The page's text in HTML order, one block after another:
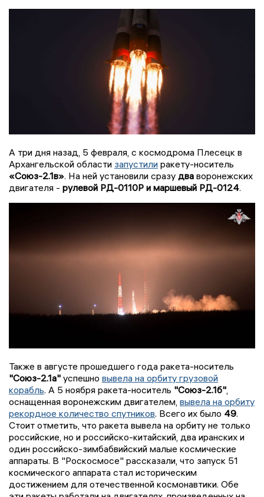
А три дня назад, 5 февраля, с космодрома Плесецк в
Архангельской области запустили ракету-носитель
«Союз-2.1в». На ней установили сразу два воронежских
двигателя - рулевой РД-0110Р и маршевый РД-0124.
Также в августе прошедшего года ракета-носитель
"Союз-2.1а" успешно вывела на орбиту грузовой
корабль. А 5 ноября ракета-носитель "Союз-2.1б"
оснащенная воронежским двигателем, вывела на орбиту
рекордное количество спутников. Всего их было 49.
Стоит отметить, что ракета вывела на орбиту не только
российские, но и российско-китайский, два иранских и
один российско-зимбабвийский малые космические
аппараты. В "Роскосмосе" рассказали, что запуск 51
космического аппарата стал историческим
достижением для отечественной космонавтики. Обе